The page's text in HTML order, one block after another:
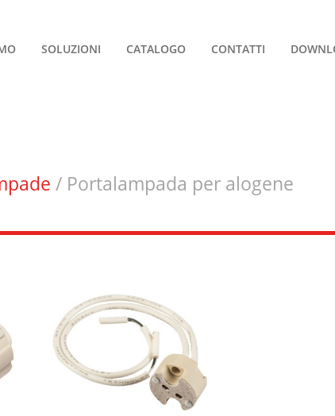
SOLUZIONI CATALOGO CONTATTI
/ Portalampada per alogene